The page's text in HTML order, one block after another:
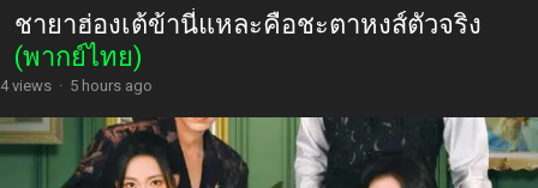
ชายาฮ่องเต้ข้านี่แหละคือชะตาหงส์ตัวจริง
(พากย์ไทย)
4 views · 5 hours ago